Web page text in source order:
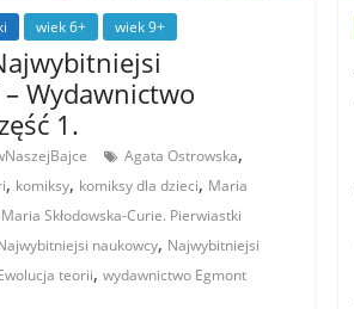
wiek 6+ wiek 9+
Wydawnictwo
1.
Agata Ostrowska,
, komiksy, komiksy dla dzieci, Maria
Maria Skłodowska-Curie. Pierwiastki
naukowcy, Najwybitniejsi
teorii, wydawnictwo Egmont